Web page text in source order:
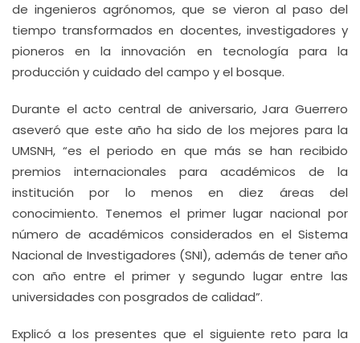
de ingenieros agrónomos, que se vieron al paso del
tiempo transformados en docentes, investigadores y
pioneros en la innovación en tecnología para la
producción y cuidado del campo y el bosque.
Durante el acto central de aniversario, Jara Guerrero
aseveró que este año ha sido de los mejores para la
UMSNH, “es el periodo en que más se han recibido
premios internacionales para académicos de la
institución por lo menos en diez áreas del
conocimiento. Tenemos el primer lugar nacional por
número de académicos considerados en el Sistema
Nacional de Investigadores (SNI), además de tener año
con año entre el primer y segundo lugar entre las
universidades con posgrados de calidad”.
Explicó a los presentes que el siguiente reto para la